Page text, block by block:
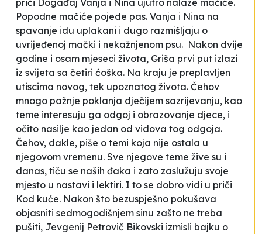
priči Događaj Vanja i Nina ujutro nalaze mačiće.
Popodne mačiće pojede pas. Vanja i Nina na
spavanje idu uplakani i dugo razmišljaju o
uvrijeđenoj mački i nekažnjenom psu. Nakon dvije
godine i osam mjeseci života, Griša prvi put izlazi
iz svijeta sa četiri ćoška. Na kraju je preplavljen
utiscima novog, tek upoznatog života. Čehov
mnogo pažnje poklanja dječijem sazrijevanju, kao
teme interesuju ga odgoj i obrazovanje djece, i
očito nasilje kao jedan od vidova tog odgoja.
Čehov, dakle, piše o temi koja nije ostala u
njegovom vremenu. Sve njegove teme žive su i
danas, tiču se naših đaka i zato zaslužuju svoje
mjesto u nastavi i lektiri. I to se dobro vidi u priči
Kod kuće. Nakon što bezuspješno pokušava
objasniti sedmogodišnjem sinu zašto ne treba
pušiti, Jevgenij Petrovič Bikovski izmisli bajku o